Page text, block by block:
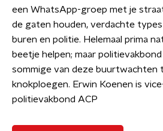
een WhatsApp-groep met je
de gaten houden, verdachte
buren en politie. Helemaal prima
beetje helpen; maar
sommige van deze buurtwachten
knokploegen. Erwin Koenen is
politievakbond ACP